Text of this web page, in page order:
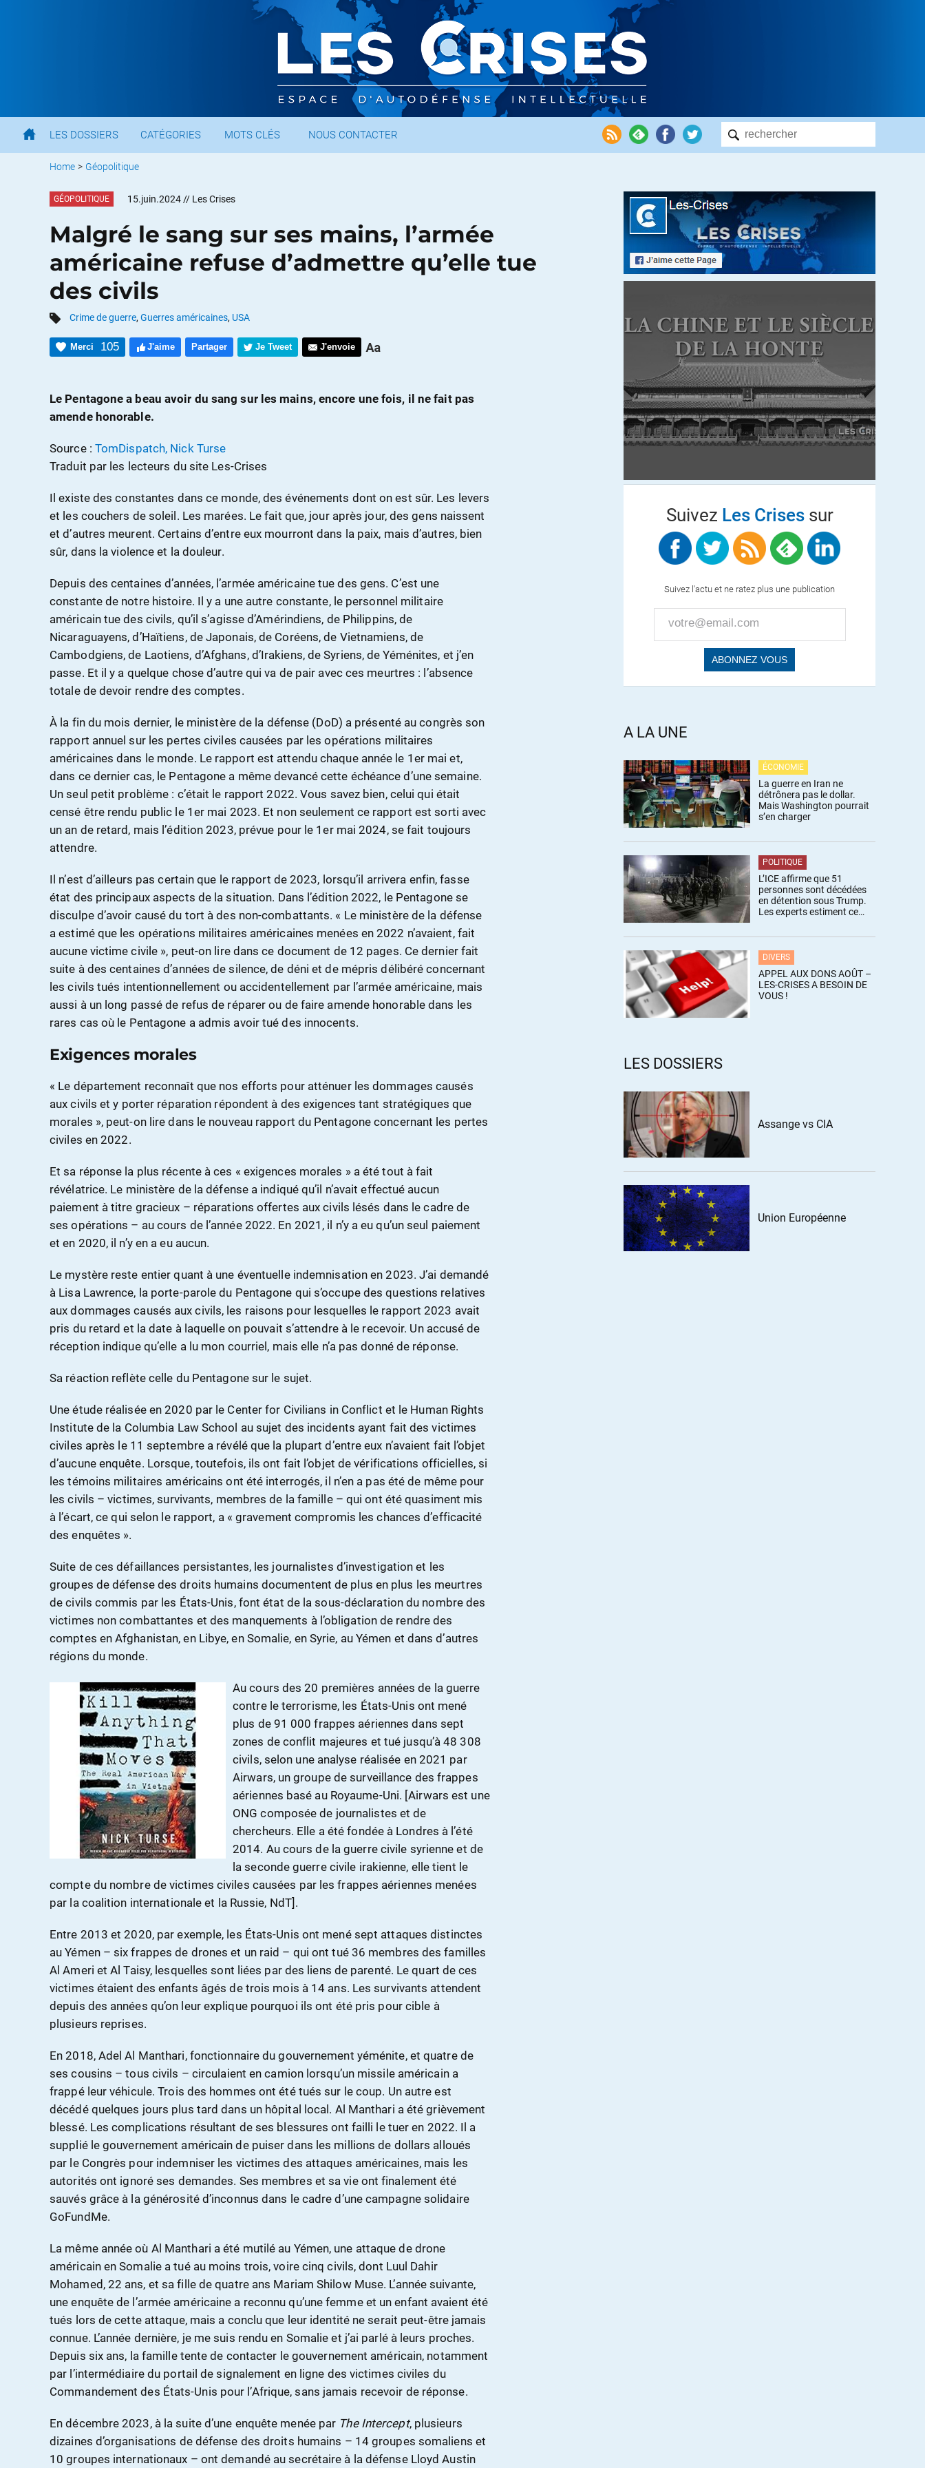
LES DOSSIERS CATÉGORIES MOTS CLÉS NOUS CONTACTER
Home > Géopolitique
GÉOPOLITIQUE 15.juin.2024 // Les Crises
Malgré le sang sur ses mains, l’armée
américaine refuse d’admettre qu’elle tue
des civils
Crime de guerre, Guerres américaines, USA
Merci 105 J'aime Partager Je Tweet J'envoie
Le Pentagone a beau avoir du sang sur les mains, encore une fois, il ne fait pas
amende honorable.
Source : TomDispatch, Nick Turse
Traduit par les lecteurs du site Les-Crises
Il existe des constantes dans ce monde, des événements dont on est sûr. Les levers
et les couchers de soleil. Les marées. Le fait que, jour après jour, des gens naissent
et d’autres meurent. Certains d’entre eux mourront dans la paix, mais d’autres, bien
sûr, dans la violence et la douleur.
Depuis des centaines d’années, l’armée américaine tue des gens. C’est une
constante de notre histoire. Il y a une autre constante, le personnel militaire
américain tue des civils, qu’il s’agisse d’Amérindiens, de Philippins, de
Nicaraguayens, d’Haïtiens, de Japonais, de Coréens, de Vietnamiens, de
Cambodgiens, de Laotiens, d’Afghans, d’Irakiens, de Syriens, de Yéménites, et j’en
passe. Et il y a quelque chose d’autre qui va de pair avec ces meurtres : l’absence
totale de devoir rendre des comptes.
À la fin du mois dernier, le ministère de la défense (DoD) a présenté au congrès son
rapport annuel sur les pertes civiles causées par les opérations militaires
américaines dans le monde. Le rapport est attendu chaque année le 1er mai et,
dans ce dernier cas, le Pentagone a même devancé cette échéance d’une semaine.
Un seul petit problème : c’était le rapport 2022. Vous savez bien, celui qui était
censé être rendu public le 1er mai 2023. Et non seulement ce rapport est sorti avec
un an de retard, mais l’édition 2023, prévue pour le 1er mai 2024, se fait toujours
attendre.
Il n’est d’ailleurs pas certain que le rapport de 2023, lorsqu’il arrivera enfin, fasse
état des principaux aspects de la situation. Dans l’édition 2022, le Pentagone se
disculpe d’avoir causé du tort à des non-combattants. « Le ministère de la défense
a estimé que les opérations militaires américaines menées en 2022 n’avaient, fait
aucune victime civile », peut-on lire dans ce document de 12 pages. Ce dernier fait
suite à des centaines d’années de silence, de déni et de mépris délibéré concernant
les civils tués intentionnellement ou accidentellement par l’armée américaine, mais
aussi à un long passé de refus de réparer ou de faire amende honorable dans les
rares cas où le Pentagone a admis avoir tué des innocents.
Exigences morales
« Le département reconnaît que nos efforts pour atténuer les dommages causés
aux civils et y porter réparation répondent à des exigences tant stratégiques que
morales », peut-on lire dans le nouveau rapport du Pentagone concernant les pertes
civiles en 2022.
Et sa réponse la plus récente à ces « exigences morales » a été tout à fait
révélatrice. Le ministère de la défense a indiqué qu’il n’avait effectué aucun
paiement à titre gracieux – réparations offertes aux civils lésés dans le cadre de
ses opérations – au cours de l’année 2022. En 2021, il n’y a eu qu’un seul paiement
et en 2020, il n’y en a eu aucun.
Le mystère reste entier quant à une éventuelle indemnisation en 2023. J’ai demandé
à Lisa Lawrence, la porte-parole du Pentagone qui s’occupe des questions relatives
aux dommages causés aux civils, les raisons pour lesquelles le rapport 2023 avait
pris du retard et la date à laquelle on pouvait s’attendre à le recevoir. Un accusé de
réception indique qu’elle a lu mon courriel, mais elle n’a pas donné de réponse.
Sa réaction reflète celle du Pentagone sur le sujet.
Une étude réalisée en 2020 par le Center for Civilians in Conflict et le Human Rights
Institute de la Columbia Law School au sujet des incidents ayant fait des victimes
civiles après le 11 septembre a révélé que la plupart d’entre eux n’avaient fait l’objet
d’aucune enquête. Lorsque, toutefois, ils ont fait l’objet de vérifications officielles, si
les témoins militaires américains ont été interrogés, il n’en a pas été de même pour
les civils – victimes, survivants, membres de la famille – qui ont été quasiment mis
à l’écart, ce qui selon le rapport, a « gravement compromis les chances d’efficacité
des enquêtes ».
Suite de ces défaillances persistantes, les journalistes d’investigation et les
groupes de défense des droits humains documentent de plus en plus les meurtres
de civils commis par les États-Unis, font état de la sous-déclaration du nombre des
victimes non combattantes et des manquements à l’obligation de rendre des
comptes en Afghanistan, en Libye, en Somalie, en Syrie, au Yémen et dans d’autres
régions du monde.
Au cours des 20 premières années de la guerre
contre le terrorisme, les États-Unis ont mené
plus de 91 000 frappes aériennes dans sept
zones de conflit majeures et tué jusqu’à 48 308
civils, selon une analyse réalisée en 2021 par
Airwars, un groupe de surveillance des frappes
aériennes basé au Royaume-Uni. [Airwars est une
ONG composée de journalistes et de
chercheurs. Elle a été fondée à Londres à l’été
2014. Au cours de la guerre civile syrienne et de
la seconde guerre civile irakienne, elle tient le
compte du nombre de victimes civiles causées par les frappes aériennes menées
par la coalition internationale et la Russie, NdT].
Entre 2013 et 2020, par exemple, les États-Unis ont mené sept attaques distinctes
au Yémen – six frappes de drones et un raid – qui ont tué 36 membres des familles
Al Ameri et Al Taisy, lesquelles sont liées par des liens de parenté. Le quart de ces
victimes étaient des enfants âgés de trois mois à 14 ans. Les survivants attendent
depuis des années qu’on leur explique pourquoi ils ont été pris pour cible à
plusieurs reprises.
En 2018, Adel Al Manthari, fonctionnaire du gouvernement yéménite, et quatre de
ses cousins – tous civils – circulaient en camion lorsqu’un missile américain a
frappé leur véhicule. Trois des hommes ont été tués sur le coup. Un autre est
décédé quelques jours plus tard dans un hôpital local. Al Manthari a été grièvement
blessé. Les complications résultant de ses blessures ont failli le tuer en 2022. Il a
supplié le gouvernement américain de puiser dans les millions de dollars alloués
par le Congrès pour indemniser les victimes des attaques américaines, mais les
autorités ont ignoré ses demandes. Ses membres et sa vie ont finalement été
sauvés grâce à la générosité d’inconnus dans le cadre d’une campagne solidaire
GoFundMe.
La même année où Al Manthari a été mutilé au Yémen, une attaque de drone
américain en Somalie a tué au moins trois, voire cinq civils, dont Luul Dahir
Mohamed, 22 ans, et sa fille de quatre ans Mariam Shilow Muse. L’année suivante,
une enquête de l’armée américaine a reconnu qu’une femme et un enfant avaient été
tués lors de cette attaque, mais a conclu que leur identité ne serait peut-être jamais
connue. L’année dernière, je me suis rendu en Somalie et j’ai parlé à leurs proches.
Depuis six ans, la famille tente de contacter le gouvernement américain, notamment
par l’intermédiaire du portail de signalement en ligne des victimes civiles du
Commandement des États-Unis pour l’Afrique, sans jamais recevoir de réponse.
En décembre 2023, à la suite d’une enquête menée par The Intercept, plusieurs
dizaines d’organisations de défense des droits humains – 14 groupes somaliens et
10 groupes internationaux – ont demandé au secrétaire à la défense Lloyd Austin
Suivez Les Crisessur
Suivez l'actu et ne ratez plus une publication
A LA UNE
ÉCONOMIE
La guerre en Iran ne
détrônera pas le dollar.
Mais Washington pourrait
s’en charger
POLITIQUE
L’ICE affirme que 51
personnes sont décédées
en détention sous Trump.
Les experts estiment ce
DIVERS
APPEL AUX DONS AOÛT –
LES-CRISES A BESOIN DE
VOUS !
LES DOSSIERS
Assange vs CIA
Union Européenne